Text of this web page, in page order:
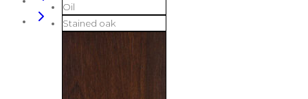
Oil
Stained oak